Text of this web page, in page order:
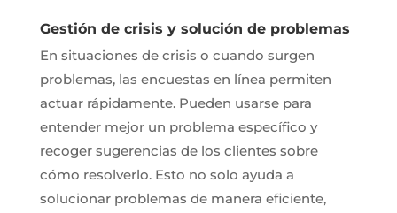
Gestión de crisis y solución de problemas
En situaciones de crisis o cuando surgen
problemas, las encuestas en línea permiten
actuar rápidamente. Pueden usarse para
entender mejor un problema específico y
recoger sugerencias de los clientes sobre
cómo resolverlo. Esto no solo ayuda a
solucionar problemas de manera eficiente,